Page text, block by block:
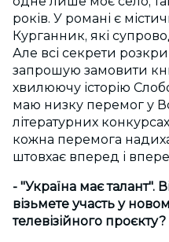
років. У романі є
Курганник, які
Але всі секрети
запрошую замовити
хвилюючу історію
маю низку перемог у
літературних
кожна перемога
штовхає вперед і
- "Україна має талант".
візьмете участь у
телевізійного проєкту?